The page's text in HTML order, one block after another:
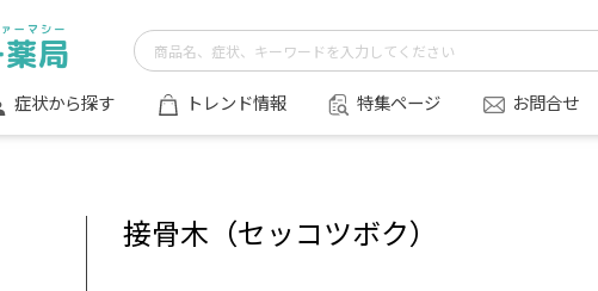
症状から探す トレンド情報 特集ページ お問合せ
接骨木（セッコツボク）